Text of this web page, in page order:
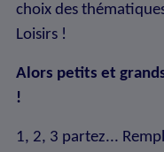
choix des
Loisirs !
Alors petits et
!
1, 2, 3 partez...